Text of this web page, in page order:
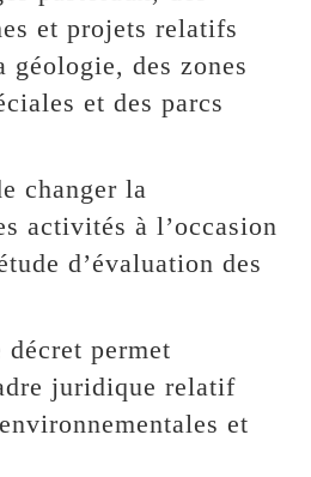
et projets relatifs
géologie, des zones
et des parcs
changer la
activités à l’occasion
d’évaluation des
décret permet
juridique relatif
et